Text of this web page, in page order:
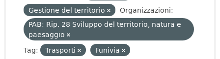
Gestione del territorio
Organizzazioni:
PAB: Rip. 28 Sviluppo del territorio, natura e
paesaggio
Tag:
Trasporti
Funivia